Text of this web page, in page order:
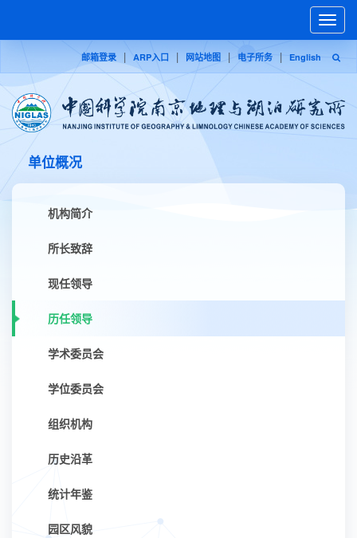
邮箱登录 | ARP入口 | 网站地图 | 电子所务 | English
Toggle
单位概况
机构简介
所长致辞
现任领导
历任领导
学术委员会
学位委员会
组织机构
历史沿革
统计年鉴
园区风貌